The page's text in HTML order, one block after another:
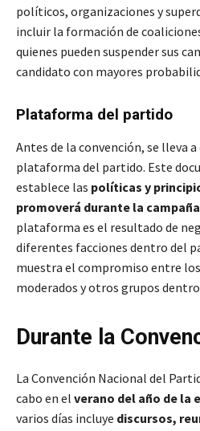
políticos, organizaciones y
incluir la formación de
quienes pueden suspender sus
candidato con mayores
Plataforma del partido
Antes de la convención, se lleva
plataforma del partido. Este
establece las políticas y
promoverá durante la
plataforma es el resultado de
diferentes facciones dentro del
muestra el compromiso entre
moderados y otros grupos
Durante la
La Convención Nacional del
cabo en el verano del año de la
varios días incluye discursos,